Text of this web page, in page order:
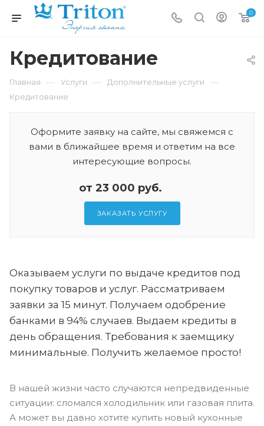
0
Кредитование
Главная — Услуги — Дополнительные услуги —
Кредитование
Оформите заявку на сайте, мы свяжемся с
вами в ближайшее время и ответим на все
интересующие вопросы.
от 23 000 руб.
ЗАКАЗАТЬ УСЛУГУ
Оказываем услуги по выдаче кредитов под
покупку товаров и услуг. Рассматриваем
заявки за 15 минут. Получаем одобрение
банками в 94% случаев. Выдаем кредиты в
день обращения. Требования к заемщику
минимальные. Получить желаемое просто!
В нашей жизни часто случаются непредвиденные
ситуации: сломался холодильник или газовая плита.
А может вы давно хотите купить новый кухонные